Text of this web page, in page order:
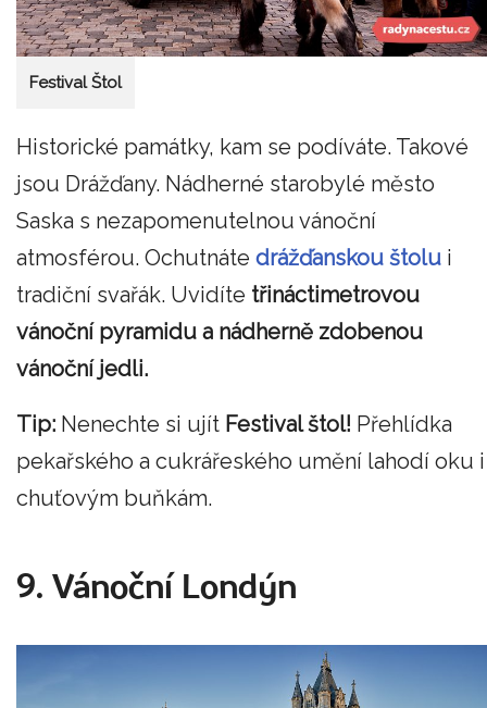
Festival Štol
Historické památky, kam se podíváte. Takové
jsou Drážďany. Nádherné starobylé město
Saska s nezapomenutelnou vánoční
atmosférou. Ochutnáte drážďanskou štolu i
tradiční svařák. Uvidíte třináctimetrovou
vánoční pyramidu a nádherně zdobenou
vánoční jedli.
Tip: Nenechte si ujít Festival štol! Přehlídka
pekařského a cukrářeského umění lahodí oku i
chuťovým buňkám.
9. Vánoční Londýn